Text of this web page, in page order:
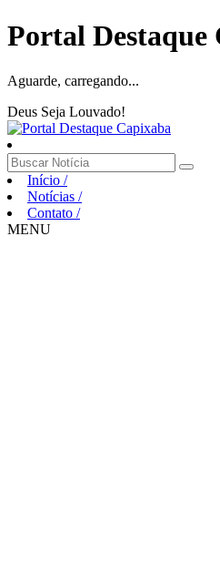
Portal Destaque
Aguarde, carregando...
Deus Seja Louvado!
Início /
Notícias /
Contato /
MENU